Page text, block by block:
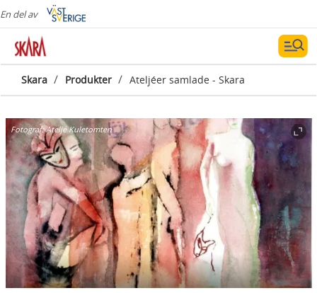
En del av
Skara / Produkter / Ateljéer samlade - Skara
Fotograf:Ateljé Kuletomten